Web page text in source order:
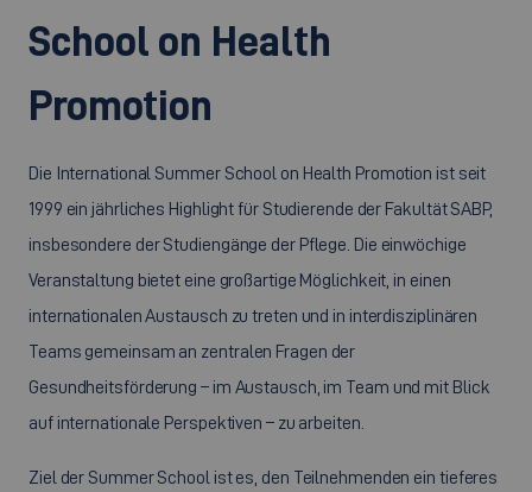
School on Health
Promotion
Die International Summer School on Health Promotion ist seit
1999 ein jährliches Highlight für Studierende der Fakultät SABP,
insbesondere der Studiengänge der Pflege. Die einwöchige
Veranstaltung bietet eine großartige Möglichkeit, in einen
internationalen Austausch zu treten und in interdisziplinären
Teams gemeinsam an zentralen Fragen der
Gesundheitsförderung – im Austausch, im Team und mit Blick
auf internationale Perspektiven – zu arbeiten.
Ziel der Summer School ist es, den Teilnehmenden ein tieferes